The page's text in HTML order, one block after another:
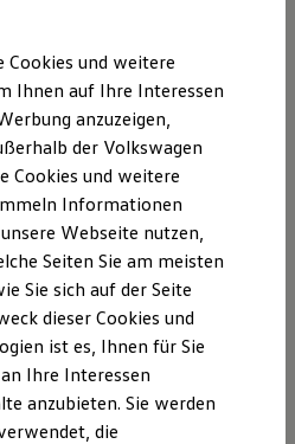
finden
6
Versionen und Updates
zu Ihrem ID.
abweichen. Abgebildet sind
der Fahrzeuge gegen
unseren Konfigurator für eine
Modelle und Ausstattungen.
und Emissionswerte beziehen
allein Vergleichszwecken
Fahrzeugtypen.
Zubehör(Anbauteile, Reifenformat
wiez. B.
verändern und neben
sowie dem
den Kraftstoffverbrauch, den
Fahrzeugs beeinflussen.
Cookies und weitere
Ihnen auf Ihre Interessen
anzuzeigen,
der Volkswagen
Cookies und weitere
Informationen
Webseite nutzen,
Seiten Sie am meisten
Sie sich auf der Seite
dieser Cookies und
ist es, Ihnen für Sie
Ihre Interessen
anzubieten. Sie werden
die